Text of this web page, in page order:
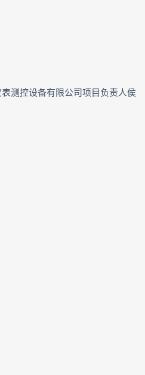
测控设备有限公司项目负责人侯